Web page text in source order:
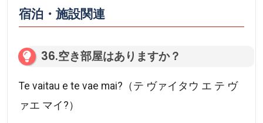
宿泊・施設関連
36.空き部屋はありますか？
Te vaitau e te vae mai?（テ ヴァイタウ エ テ ヴ
ァエ マイ?）